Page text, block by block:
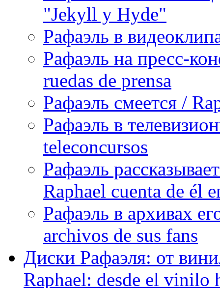
"Jekyll y Hyde"
Рафаэль в
Рафаэль на пресс-
ruedas de prensa
Рафаэль смеется /
Рафаэль в
teleconcursos
Рафаэль
Raphael cuenta de él
Рафаэль в архивах
archivos de sus fans
Диски Рафаэля: от
Raphael: desde el vinilo